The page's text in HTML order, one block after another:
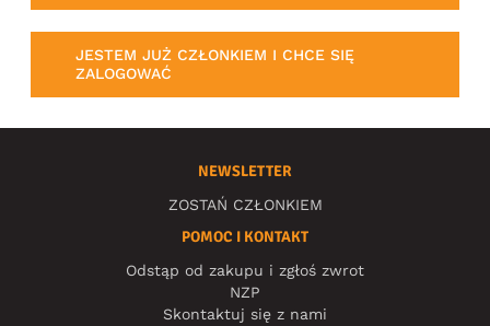
JESTEM JUŻ CZŁONKIEM I CHCE SIĘ
ZALOGOWAĆ
NEWSLETTER
ZOSTAŃ CZŁONKIEM
POMOC I KONTAKT
Odstąp od zakupu i zgłoś zwrot
NZP
Skontaktuj się z nami